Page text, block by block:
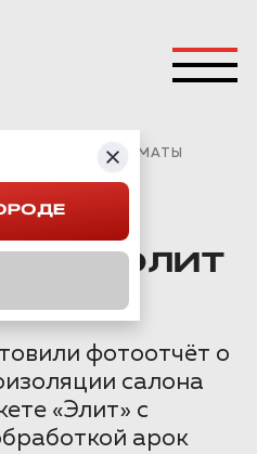
ЭЛИТ В АЛМАТЫ
ЭЛИТ
фотоотчёт о
салона
«Элит» с
арок